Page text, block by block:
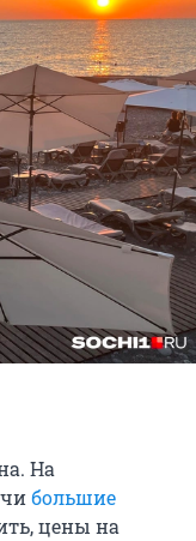
На
большие
цены на